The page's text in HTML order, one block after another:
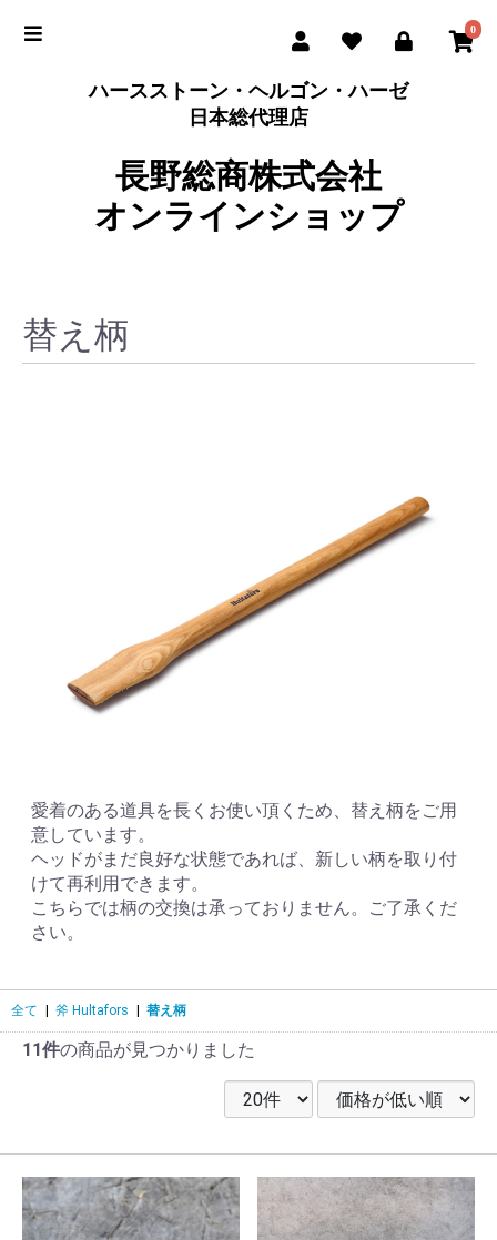
0
ハースストーン・ヘルゴン・ハーゼ
日本総代理店
長野総商株式会社
オンラインショップ
替え柄
愛着のある道具を長くお使い頂くため、替え柄をご用
意しています。
ヘッドがまだ良好な状態であれば、新しい柄を取り付
けて再利用できます。
こちらでは柄の交換は承っておりません。ご了承くだ
さい。
全て 斧 Hultafors 替え柄
11件の商品が見つかりました